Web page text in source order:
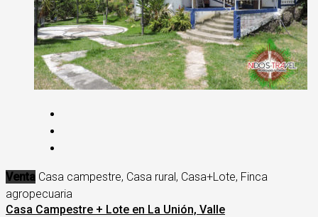
Venta Casa campestre, Casa rural, Casa+Lote, Finca
agropecuaria
Casa Campestre + Lote en La Unión, Valle